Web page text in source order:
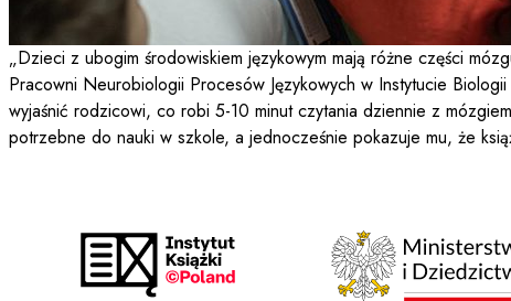
„Dzieci z ubogim środowiskiem językowym mają różne części
Pracowni Neurobiologii Procesów Językowych w Instytucie
wyjaśnić rodzicowi, co robi 5-10 minut czytania dziennie z
potrzebne do nauki w szkole, a jednocześnie pokazuje mu, że